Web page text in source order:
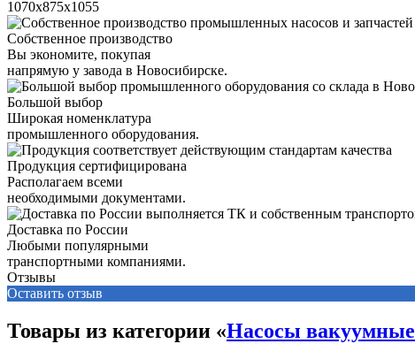
1070х875х1055
Собственное производство
Вы экономите, покупая
напрямую у завода в Новосибирске.
Большой выбор
Широкая номенклатура
промышленного оборудования.
Продукция сертифицирована
Располагаем всеми
необходимыми документами.
Доставка по России
Любыми популярными
транспортными компаниями.
Отзывы
Оставить отзыв
Товары из категории «Насосы вакуумные